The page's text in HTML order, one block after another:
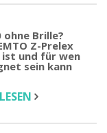
ohne Brille?
Z-Prelex
ist und für wen
sein kann